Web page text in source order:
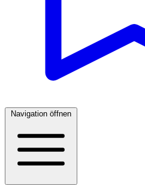
Navigation öffnen